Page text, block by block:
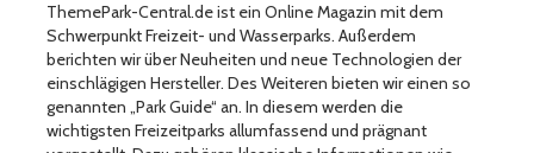
ThemePark-Central.de ist ein Online Magazin mit dem
Schwerpunkt Freizeit- und Wasserparks. Außerdem
berichten wir über Neuheiten und neue Technologien der
einschlägigen Hersteller. Des Weiteren bieten wir einen so
genannten „Park Guide“ an. In diesem werden die
wichtigsten Freizeitparks allumfassend und prägnant